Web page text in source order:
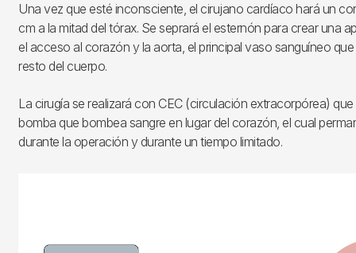
Una vez que esté inconsciente, el cirujano cardíaco hará un
cm a la mitad del tórax. Se seprará el esternón para crear una
el acceso al corazón y la aorta, el principal vaso sanguíneo
resto del cuerpo.
La cirugía se realizará con CEC (circulación extracorpórea)
bomba que bombea sangre en lugar del corazón, el cual
durante la operación y durante un tiempo limitado.